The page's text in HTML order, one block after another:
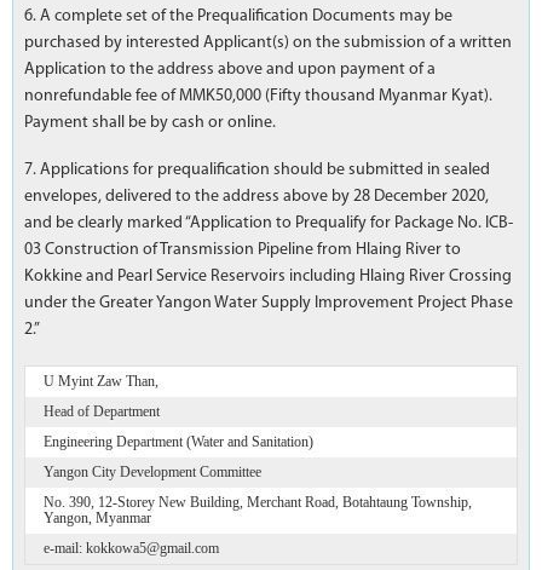
6. A complete set of the Prequalification Documents may be
purchased by interested Applicant(s) on the submission of a written
Application to the address above and upon payment of a
nonrefundable fee of MMK50,000 (Fifty thousand Myanmar Kyat).
Payment shall be by cash or online.
7. Applications for prequalification should be submitted in sealed
envelopes, delivered to the address above by 28 December 2020,
and be clearly marked “Application to Prequalify for Package No. ICB-
03 Construction of Transmission Pipeline from Hlaing River to
Kokkine and Pearl Service Reservoirs including Hlaing River Crossing
under the Greater Yangon Water Supply Improvement Project Phase
2.”
U Myint Zaw Than,
Head of Department
Engineering Department (Water and Sanitation)
Yangon City Development Committee
No. 390, 12-Storey New Building, Merchant Road, Botahtaung Township,
Yangon, Myanmar
e-mail: kokkowa5@gmail.com